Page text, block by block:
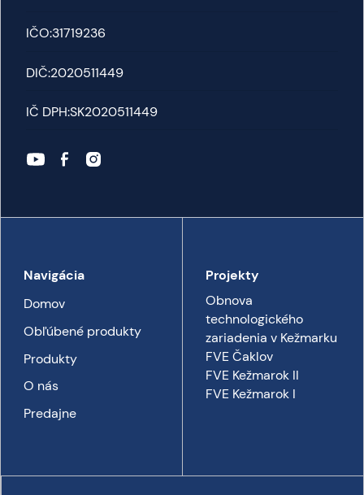
IČO:31719236
DIČ:2020511449
IČ DPH:SK2020511449
Navigácia
Domov
Obľúbené produkty
Produkty
O nás
Predajne
Projekty
Obnova
technologického
zariadenia v Kežmarku
FVE Čaklov
FVE Kežmarok II
FVE Kežmarok I